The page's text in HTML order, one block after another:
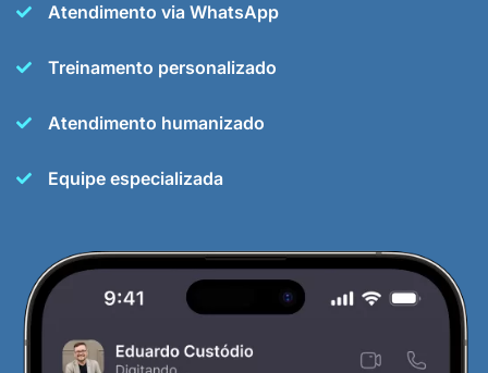
Atendimento via WhatsApp
Treinamento personalizado
Atendimento humanizado
Equipe especializada